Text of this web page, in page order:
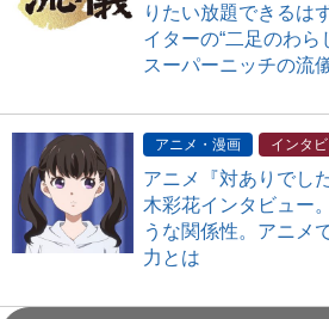
りたい放題できるは
イターの“二足のわら
スーパーニッチの流
アニメ・漫画 インタ
アニメ『対ありでし
木彩花インタビュー
うな関係性。アニメ
力とは